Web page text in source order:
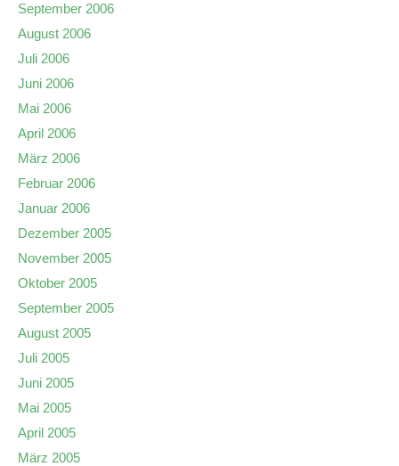
September 2006
August 2006
Juli 2006
Juni 2006
Mai 2006
April 2006
März 2006
Februar 2006
Januar 2006
Dezember 2005
November 2005
Oktober 2005
September 2005
August 2005
Juli 2005
Juni 2005
Mai 2005
April 2005
März 2005